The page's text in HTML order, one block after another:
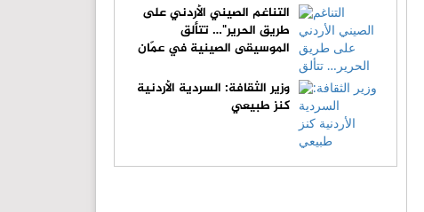
التناغم الصيني الأردني على
طريق الحرير"… تتألق
الموسيقى الصينية في عمّان
وزير الثقافة: السردية الأردنية
كنز طبيعي